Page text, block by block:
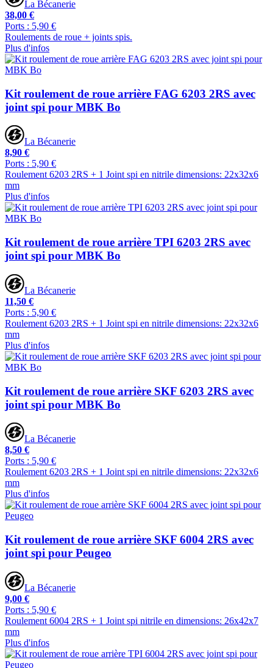
La Bécanerie
38,00 €
Ports : 5,90 €
Roulements de roue + joints spis.
Plus d'infos
Kit roulement de roue arrière FAG 6203 2RS avec
joint spi pour MBK Bo
La Bécanerie
8,90 €
Ports : 5,90 €
Roulement 6203 2RS + 1 Joint spi en nitrile dimensions: 22x32x6
mm
Plus d'infos
Kit roulement de roue arrière TPI 6203 2RS avec
joint spi pour MBK Bo
La Bécanerie
11,50 €
Ports : 5,90 €
Roulement 6203 2RS + 1 Joint spi en nitrile dimensions: 22x32x6
mm
Plus d'infos
Kit roulement de roue arrière SKF 6203 2RS avec
joint spi pour MBK Bo
La Bécanerie
8,50 €
Ports : 5,90 €
Roulement 6203 2RS + 1 Joint spi en nitrile dimensions: 22x32x6
mm
Plus d'infos
Kit roulement de roue arrière SKF 6004 2RS avec
joint spi pour Peugeo
La Bécanerie
9,00 €
Ports : 5,90 €
Roulement 6004 2RS + 1 Joint spi nitrile en dimensions: 26x42x7
mm
Plus d'infos